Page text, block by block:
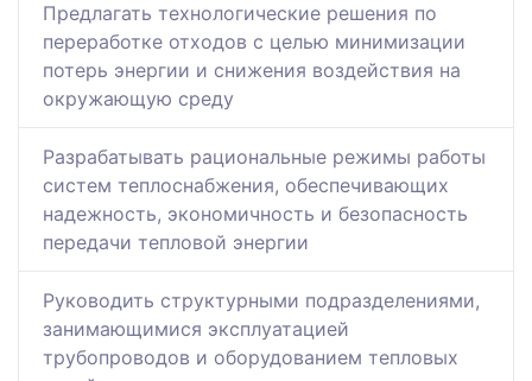
Предлагать технологические решения по
переработке отходов с целью минимизации
потерь энергии и снижения воздействия на
окружающую среду
Разрабатывать рациональные режимы работы
систем теплоснабжения, обеспечивающих
надежность, экономичность и безопасность
передачи тепловой энергии
Руководить структурными подразделениями,
занимающимися эксплуатацией
трубопроводов и оборудованием тепловых